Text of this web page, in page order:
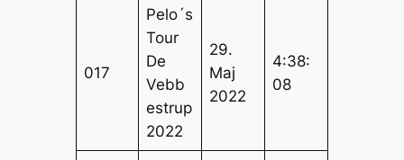
017
Pelo´s
Tour
De
Vebb
estrup
2022
29.
Maj
2022
4:38:
08